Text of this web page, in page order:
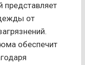
от
обеспечит